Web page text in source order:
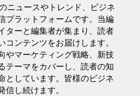
ニュースやトレンド、ビジネ
プラットフォームです。当編
ターと編集者が集まり、読者
ンテンツをお届けします。
やマーケティング戦略、新技
テーマをカバーし、読者の知
としています。皆様のビジネ
し続けます。